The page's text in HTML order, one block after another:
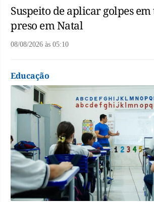
Suspeito de aplicar golpes
preso em Natal
08/08/2026 às 05:10
Educação